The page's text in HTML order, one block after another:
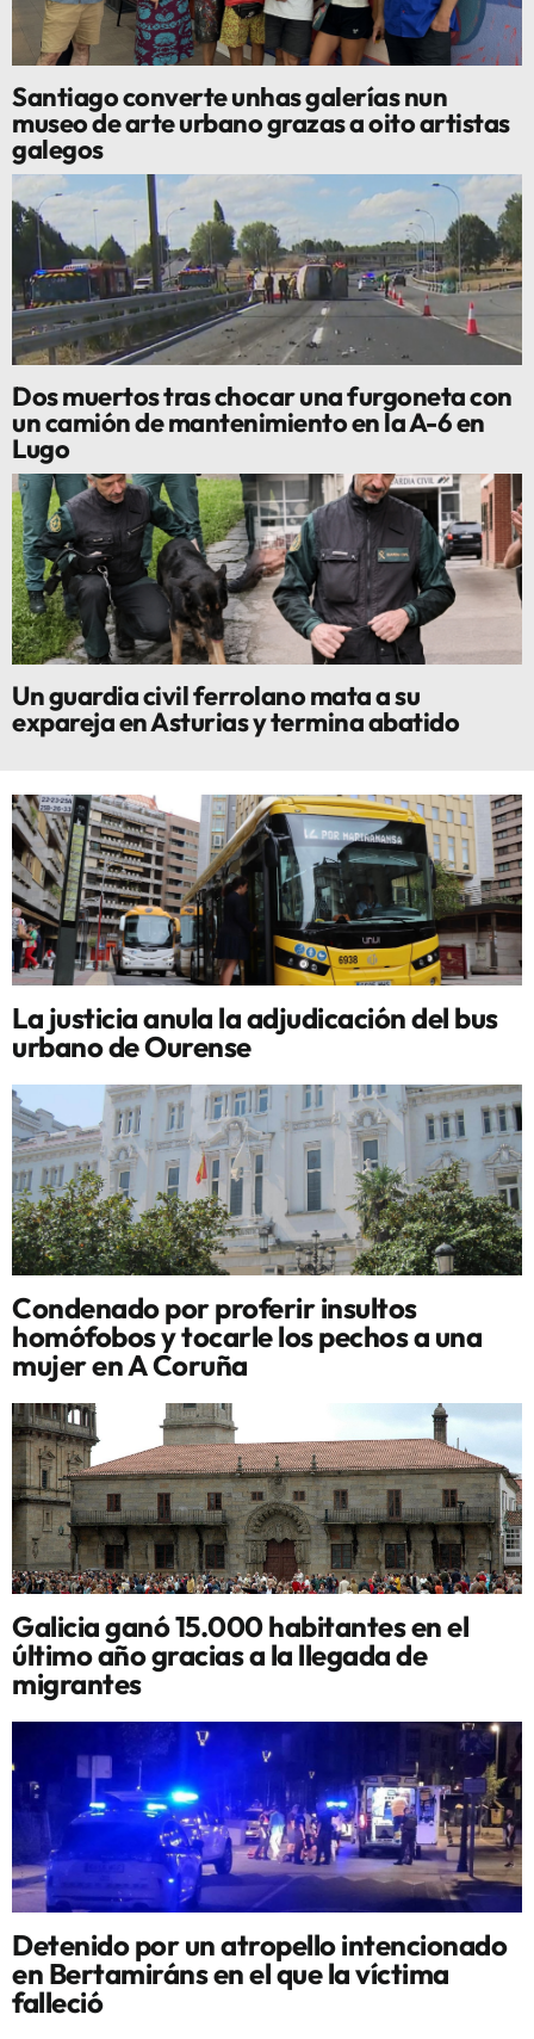
Santiago converte unhas galerías nun
museo de arte urbano grazas a oito artistas
galegos
Dos muertos tras chocar una furgoneta con
un camión de mantenimiento en la A-6 en
Lugo
Un guardia civil ferrolano mata a su
expareja en Asturias y termina abatido
La justicia anula la adjudicación del bus
urbano de Ourense
Condenado por proferir insultos
homófobos y tocarle los pechos a una
mujer en A Coruña
Galicia ganó 15.000 habitantes en el
último año gracias a la llegada de
migrantes
Detenido por un atropello intencionado
en Bertamiráns en el que la víctima
falleció